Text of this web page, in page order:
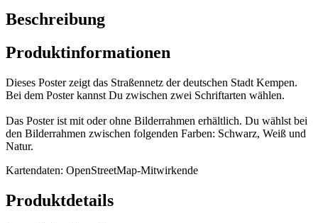
Beschreibung
Produktinformationen
Dieses Poster zeigt das Straßennetz der deutschen Stadt Kempen.
Bei dem Poster kannst Du zwischen zwei Schriftarten wählen.
Das Poster ist mit oder ohne Bilderrahmen erhältlich. Du wählst bei
den Bilderrahmen zwischen folgenden Farben: Schwarz, Weiß und
Natur.
Kartendaten: OpenStreetMap-Mitwirkende
Produktdetails